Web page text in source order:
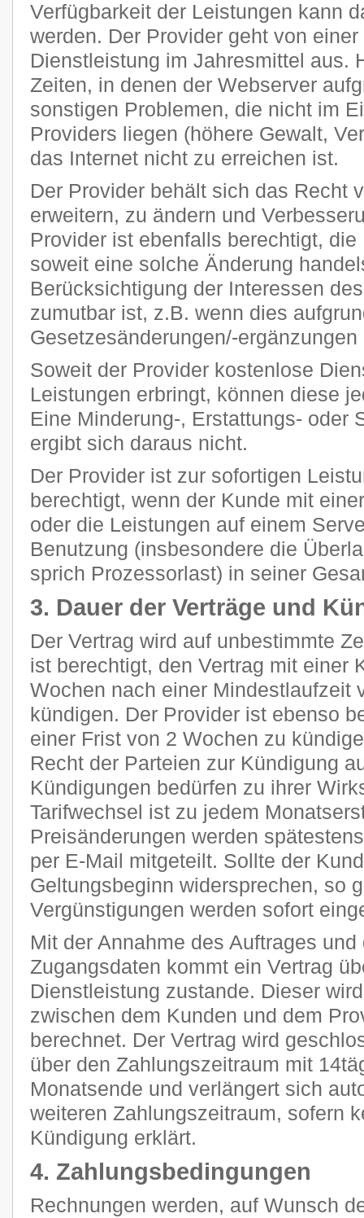
Verfügbarkeit der Leistungen kann
werden. Der Provider geht von
Dienstleistung im Jahresmittel aus.
Zeiten, in denen der Webserver
sonstigen Problemen, die nicht im
Providers liegen (höhere Gewalt,
das Internet nicht zu erreichen ist.
Der Provider behält sich das Recht
erweitern, zu ändern und
Provider ist ebenfalls berechtigt,
soweit eine solche Änderung
Berücksichtigung der Interessen
zumutbar ist, z.B. wenn dies
Gesetzesänderungen/-
Soweit der Provider kostenlose
Leistungen erbringt, können diese
Eine Minderung-, Erstattungs- oder
ergibt sich daraus nicht.
Der Provider ist zur sofortigen
berechtigt, wenn der Kunde mit
oder die Leistungen auf einem
Benutzung (insbesondere die
sprich Prozessorlast) in seiner
3. Dauer der Verträge und
Der Vertrag wird auf unbestimmte
ist berechtigt, den Vertrag mit einer
Wochen nach einer Mindestlaufzeit
kündigen. Der Provider ist ebenso
einer Frist von 2 Wochen zu
Recht der Parteien zur Kündigung
Kündigungen bedürfen zu ihrer
Tarifwechsel ist zu jedem
Preisänderungen werden
per E-Mail mitgeteilt. Sollte der
Geltungsbeginn widersprechen, so
Vergünstigungen werden sofort
Mit der Annahme des Auftrages und
Zugangsdaten kommt ein Vertrag
Dienstleistung zustande. Dieser
zwischen dem Kunden und dem
berechnet. Der Vertrag wird
über den Zahlungszeitraum mit
Monatsende und verlängert sich
weiteren Zahlungszeitraum, sofern
Kündigung erklärt.
4. Zahlungsbedingungen
Rechnungen werden, auf Wunsch